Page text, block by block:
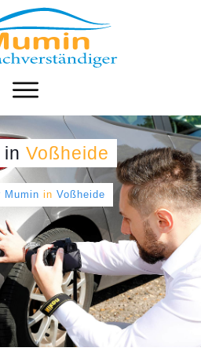
in Voßheide
Mumin in Voßheide